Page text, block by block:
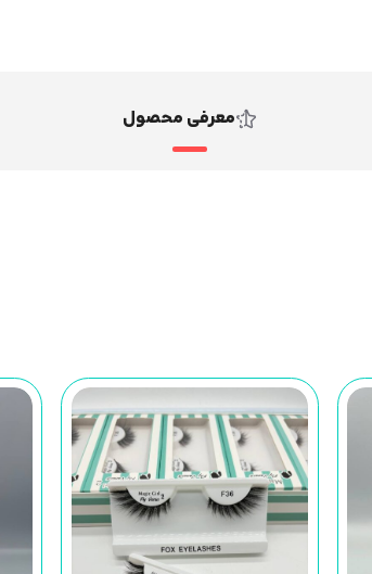
معرفی محصول